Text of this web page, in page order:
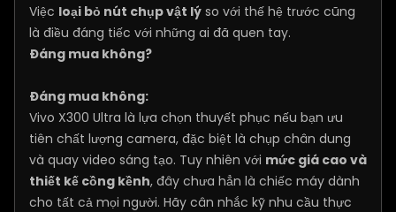
Việc loại bỏ nút chụp vật lý so với thế hệ trước cũng
là điều đáng tiếc với những ai đã quen tay.
Đáng mua không?
Đáng mua không:
Vivo X300 Ultra là lựa chọn thuyết phục nếu bạn ưu
tiên chất lượng camera, đặc biệt là chụp chân dung
và quay video sáng tạo. Tuy nhiên với mức giá cao và
thiết kế cồng kềnh, đây chưa hẳn là chiếc máy dành
cho tất cả mọi người. Hãy cân nhắc kỹ nhu cầu thực